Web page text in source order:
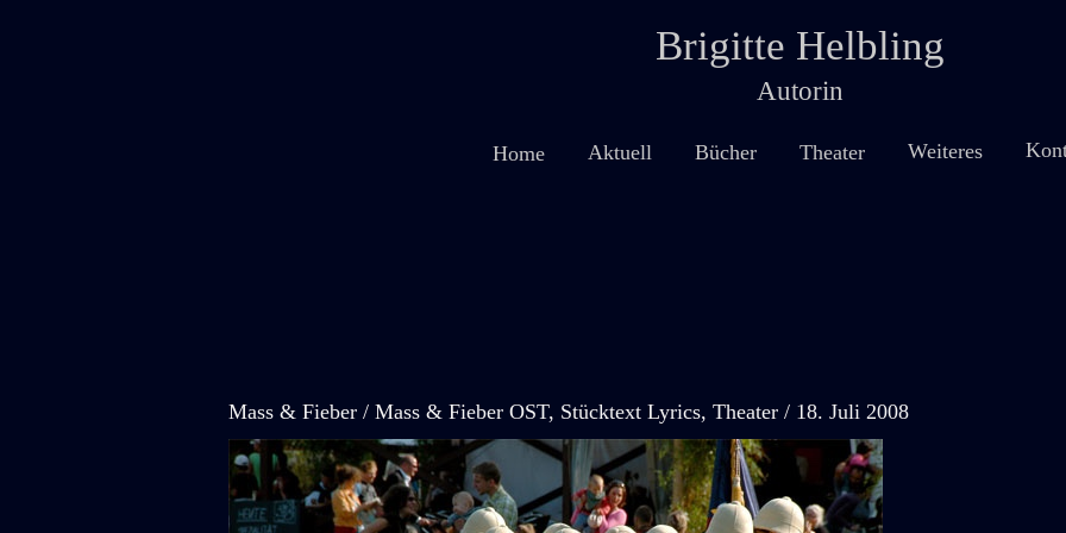
Brigitte Helbling
Autorin
Home Aktuell Bücher Theater Weiteres
Mass & Fieber / Mass & Fieber OST, Stücktext Lyrics,Theater / 18. Juli 2008